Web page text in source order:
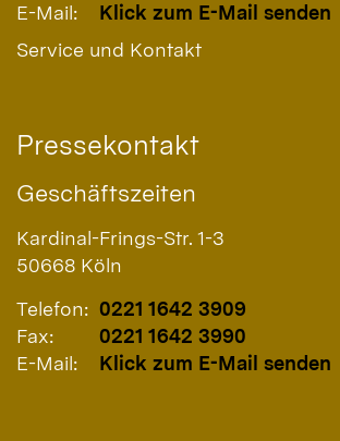
E-Mail:
Klick zum E-Mail senden
Service und Kontakt
Pressekontakt
Geschäftszeiten
Kardinal-Frings-Str. 1-3
50668 Köln
Telefon: 0221 1642 3909
Fax:
0221 1642 3990
E-Mail:
Klick zum E-Mail senden